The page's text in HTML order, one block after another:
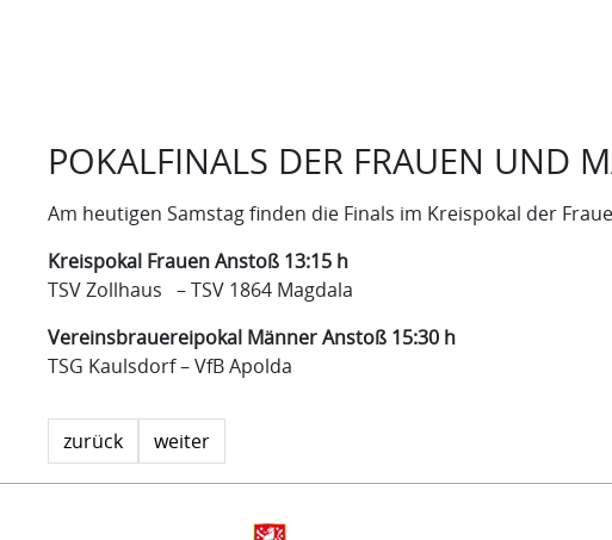
POKALFINALS DER FRAUEN UND
Am heutigen Samstag finden die Finals im Kreispokal der
Kreispokal Frauen Anstoß 13:15 h
TSV Zollhaus – TSV 1864 Magdala
Vereinsbrauereipokal Männer Anstoß 15:30 h
TSG Kaulsdorf – VfB Apolda
zurück weiter